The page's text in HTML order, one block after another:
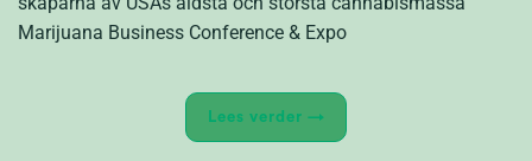
Marijuana Business Conference & Expo
Lees verder →